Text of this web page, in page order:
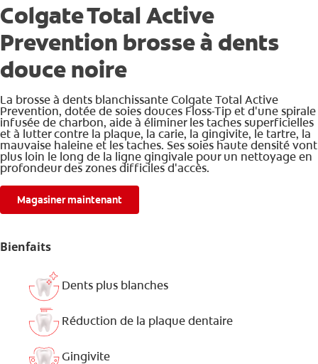
Colgate Total Active
Prevention brosse à dents
douce noire
La brosse à dents blanchissante Colgate Total Active
Prevention, dotée de soies douces Floss-Tip et d'une spirale
infusée de charbon, aide à éliminer les taches superficielles
et à lutter contre la plaque, la carie, la gingivite, le tartre, la
mauvaise haleine et les taches. Ses soies haute densité vont
plus loin le long de la ligne gingivale pour un nettoyage en
profondeur des zones difficiles d'accès.
Magasiner maintenant
Bienfaits
Dents plus blanches
Réduction de la plaque dentaire
Gingivite